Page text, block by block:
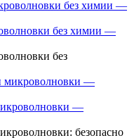
без химии —
без
—
безопасно